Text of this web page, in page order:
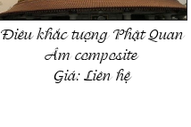
Điêu khắc tượng Phật Quan
Âm composite
Giá:Liên hệ